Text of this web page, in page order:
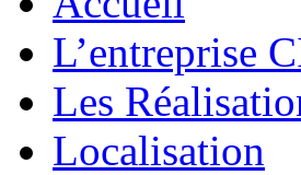
L’entreprise
Les
Localisation